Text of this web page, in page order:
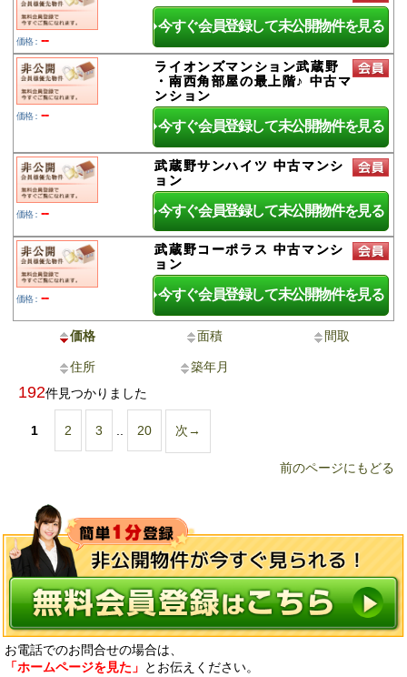
価格：--
今すぐ会員登録して未公開物件を見る
価格：--
ライオンズマンション武蔵野
・南西角部屋の最上階♪ 中古マ
ンション
今すぐ会員登録して未公開物件を見る
価格：--
武蔵野サンハイツ 中古マンシ
ョン
今すぐ会員登録して未公開物件を見る
価格：--
武蔵野コーポラス 中古マンシ
ョン
今すぐ会員登録して未公開物件を見る
価格 面積 間取
住所 築年月
192件見つかりました
1 2 3 .. 20 次→
前のページにもどる
お電話でのお問合せの場合は、
「ホームページを見た」 とお伝えください。